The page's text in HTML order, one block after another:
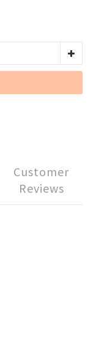
Customer
Reviews